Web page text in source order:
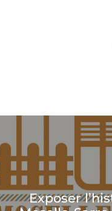
Exposer